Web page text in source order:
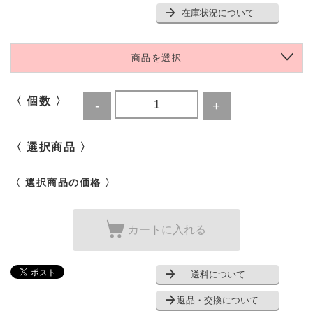
在庫状況について
商品を選択
〈 個数 〉
〈 選択商品 〉
〈 選択商品の価格 〉
カートに入れる
送料について
返品・交換について